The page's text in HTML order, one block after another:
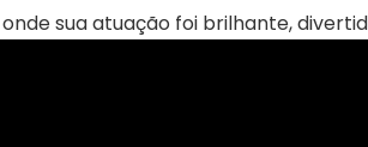
sua atuação foi brilhante,